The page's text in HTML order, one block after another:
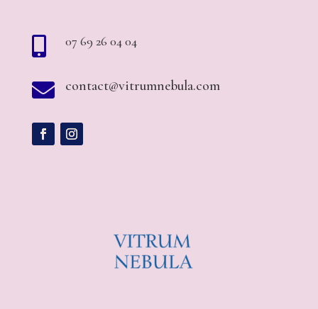
 07 69 26 04 04
 contact@vitrumnebula.com